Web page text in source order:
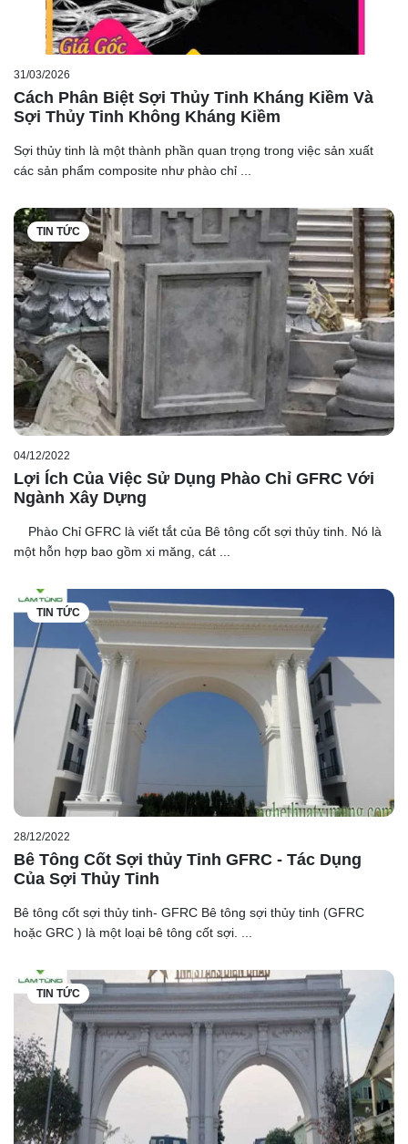
31/03/2026
Cách Phân Biệt Sợi Thủy Tinh Kháng Kiềm Và
Sợi Thủy Tinh Không Kháng Kiềm
Sợi thủy tinh là một thành phần quan trọng trong việc sản xuất
các sản phẩm composite như phào chỉ ...
TIN TỨC
04/12/2022
Lợi Ích Của Việc Sử Dụng Phào Chỉ GFRC Với
Ngành Xây Dựng
Phào Chỉ GFRC là viết tắt của Bê tông cốt sợi thủy tinh. Nó là
một hỗn hợp bao gồm xi măng, cát ...
TIN TỨC
28/12/2022
Bê Tông Cốt Sợi thủy Tinh GFRC - Tác Dụng
Của Sợi Thủy Tinh
Bê tông cốt sợi thủy tinh- GFRC Bê tông sợi thủy tinh (GFRC
hoặc GRC ) là một loại bê tông cốt sợi. ...
TIN TỨC